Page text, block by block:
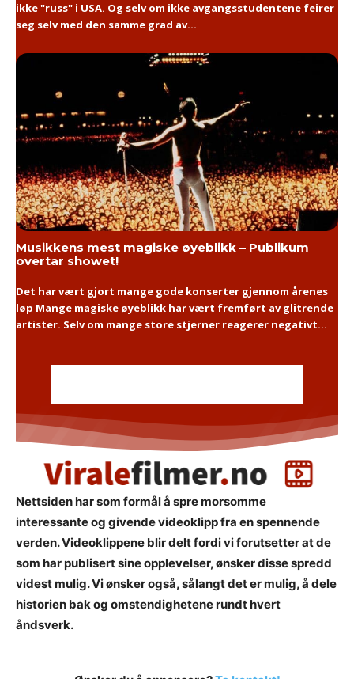
ikke "russ" i USA. Og selv om ikke avgangsstudentene feirer
seg selv med den samme grad av...
Musikkens mest magiske øyeblikk – Publikum
overtar showet!
Det har vært gjort mange gode konserter gjennom årenes
løp Mange magiske øyeblikk har vært fremført av glitrende
artister. Selv om mange store stjerner reagerer negativt...
Nettsiden har som formål å spre morsomme
interessante og givende videoklipp fra en spennende
verden. Videoklippene blir delt fordi vi forutsetter at de
som har publisert sine opplevelser, ønsker disse spredd
videst mulig. Vi ønsker også, sålangt det er mulig, å dele
historien bak og omstendighetene rundt hvert
åndsverk.